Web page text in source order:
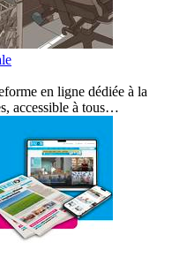
en ligne dédiée à la
accessible à tous…